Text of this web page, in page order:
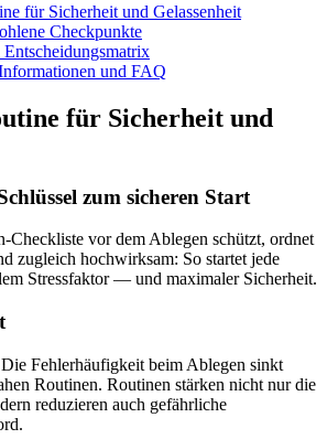
für Sicherheit und Gelassenheit
Checkpunkte
und FAQ
für Sicherheit und
zum sicheren Start
vor dem Ablegen schützt, ordnet
zugleich hochwirksam: So startet jede
Stressfaktor — und maximaler Sicherheit.
Fehlerhäufigkeit beim Ablegen sinkt
Routinen. Routinen stärken nicht nur die
reduzieren auch gefährliche